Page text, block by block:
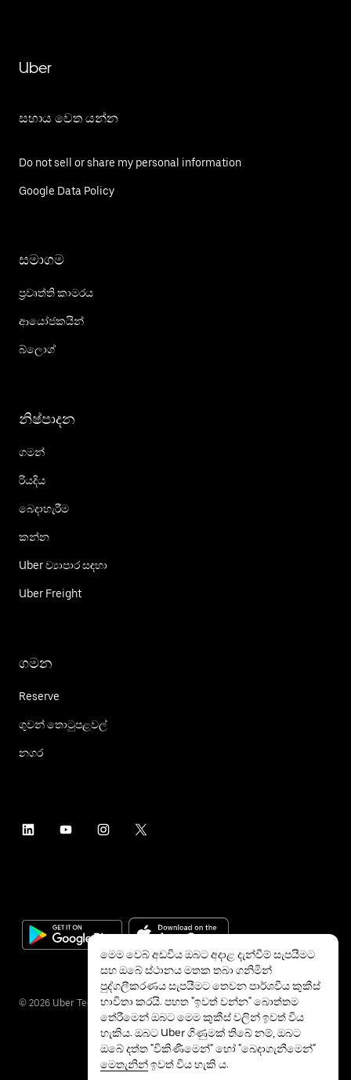
Uber
සහාය වෙත යන්න
Do not sell or share my personal information
Google Data Policy
සමාගම
ප්‍රවෘත්ති කාමරය
ආයෝජකයින්
බ්ලොග්
නිෂ්පාදන
ගමන්
රියදිය
බෙදාහැරීම
කන්න
Uber ව්‍යාපාර සඳහා
Uber Freight
ගමන
Reserve
ගුවන් තොටුපළවල්
නගර
© 2026 Uber Technologies Inc.
මෙම වෙබ් අඩවිය ඔබට අදාළ දැන්වීම් සැපයීමට
සහ ඔබේ ස්ථානය මතක තබා ගනිමින්
පුද්ගලීකරණය සැපයීමට තෙවන පාර්ශවීය කුකීස්
භාවිතා කරයි. පහත "ඉවත් වන්න" බොත්තම
තේරීමෙන් ඔබට මෙම කුකීස් වලින් ඉවත් විය
හැකිය. ඔබට Uber ගිණුමක් තිබේ නම්, ඔබට
ඔබේ දත්ත "විකිණීමෙන්" හෝ "බෙදාගැනීමෙන්"
මෙතැනින්ඉවත් විය හැකි ය.